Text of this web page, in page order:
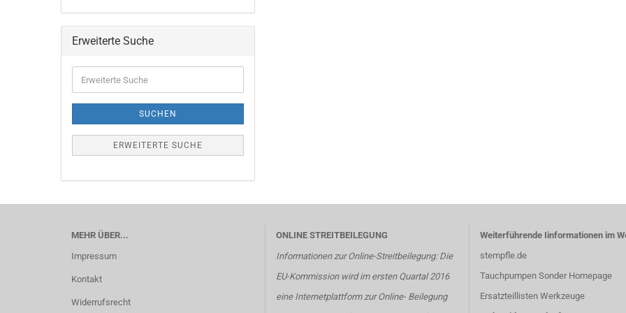
Erweiterte Suche
Suche
SUCHEN
ERWEITERTE SUCHE
MEHR ÜBER...
Impressum
Kontakt
Widerrufsrecht
ONLINE STREITBEILEGUNG
Informationen zur Online-Streitbeilegung: Die
EU-Kommission wird im ersten Quartal 2016
eine Internetplattform zur Online- Beilegung
Weiterführende Iinformationen im
stempfle.de
Tauchpumpen Sonder Homepage
Ersatzteillisten Werkzeuge